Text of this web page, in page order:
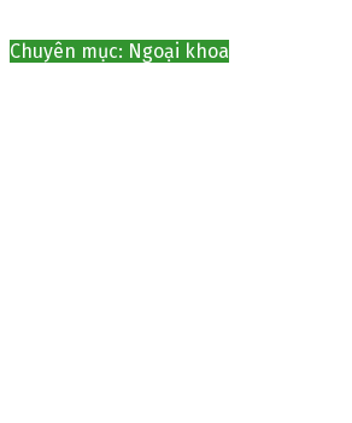
Chuyên mục: Ngoại khoa